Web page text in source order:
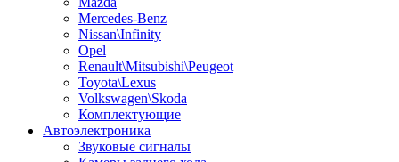
Mercedes-Benz
Nissan\Infinity
Opel
Renault\Mitsubishi\Peugeot
Toyota\Lexus
Volkswagen\Skoda
Комплектующие
Автоэлектроника
Звуковые сигналы